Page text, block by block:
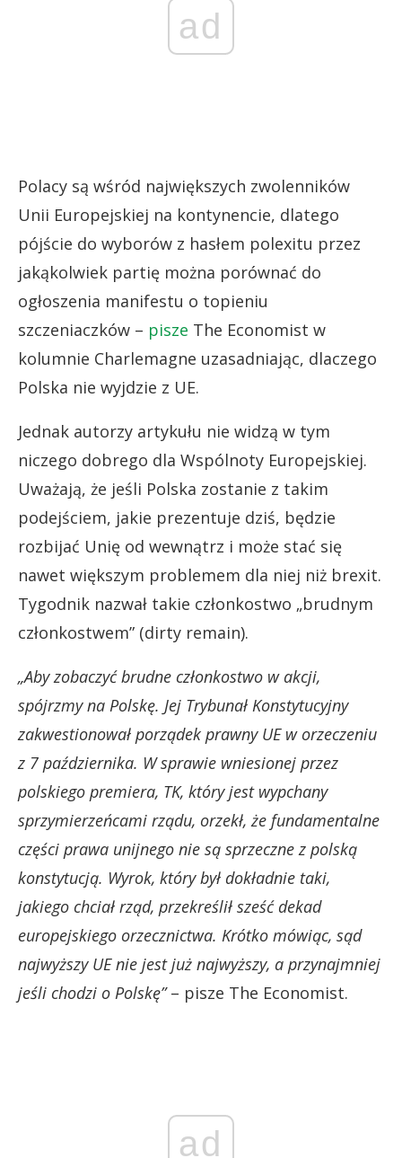
ad
Polacy są wśród największych zwolenników
Unii Europejskiej na kontynencie, dlatego
pójście do wyborów z hasłem polexitu przez
jakąkolwiek partię można porównać do
ogłoszenia manifestu o topieniu
szczeniaczków – pisze The Economist w
kolumnie Charlemagne uzasadniając, dlaczego
Polska nie wyjdzie z UE.
Jednak autorzy artykułu nie widzą w tym
niczego dobrego dla Wspólnoty Europejskiej.
Uważają, że jeśli Polska zostanie z takim
podejściem, jakie prezentuje dziś, będzie
rozbijać Unię od wewnątrz i może stać się
nawet większym problemem dla niej niż brexit.
Tygodnik nazwał takie członkostwo „brudnym
członkostwem” (dirty remain).
„Aby zobaczyć brudne członkostwo w akcji,
spójrzmy na Polskę. Jej Trybunał Konstytucyjny
zakwestionował porządek prawny UE w orzeczeniu
z 7 października. W sprawie wniesionej przez
polskiego premiera, TK, który jest wypchany
sprzymierzeńcami rządu, orzekł, że fundamentalne
części prawa unijnego nie są sprzeczne z polską
konstytucją. Wyrok, który był dokładnie taki,
jakiego chciał rząd, przekreślił sześć dekad
europejskiego orzecznictwa. Krótko mówiąc, sąd
najwyższy UE nie jest już najwyższy, a przynajmniej
jeśli chodzi o Polskę”– pisze The Economist.
ad